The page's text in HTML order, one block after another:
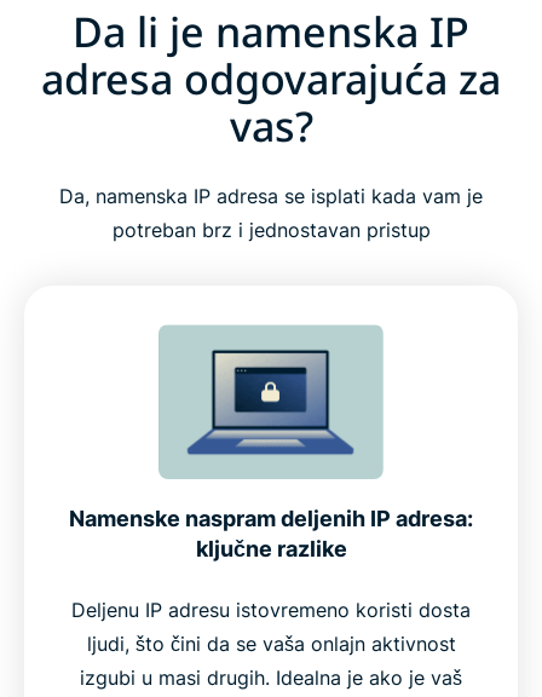
Da li je namenska IP
adresa odgovarajuća za
vas?
Da, namenska IP adresa se isplati kada vam je
potreban brz i jednostavan pristup
Namenske naspram deljenih IP adresa:
ključne razlike
Deljenu IP adresu istovremeno koristi dosta
ljudi, što čini da se vaša onlajn aktivnost
izgubi u masi drugih. Idealna je ako je vaš